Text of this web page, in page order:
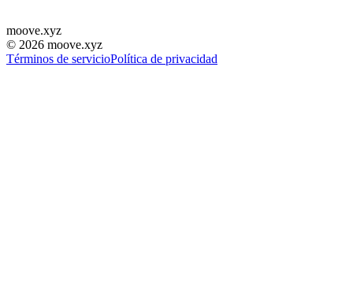
moove.xyz
© 2026 moove.xyz
Términos de servicioPolítica de privacidad